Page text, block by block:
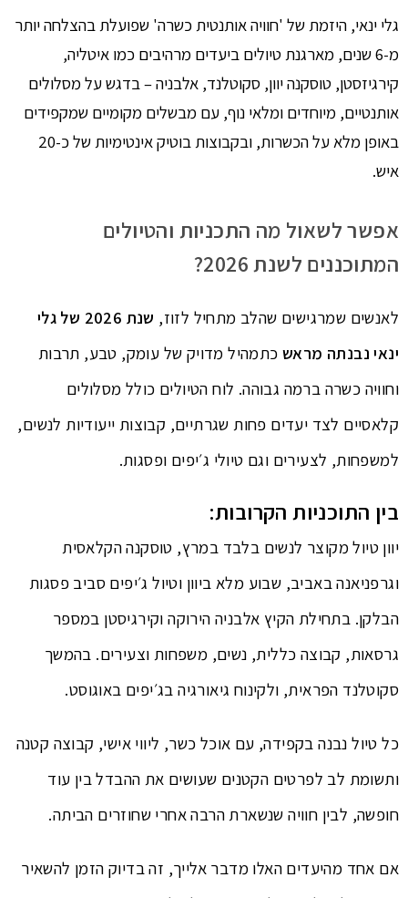
גלי ינאי, היזמת של 'חוויה אותנטית כשרה' שפועלת בהצלחה יותר
מ-6 שנים, מארגנת טיולים ביעדים מרהיבים כמו איטליה,
קירגיזסטן, טוסקנה יוון, סקוטלנד, אלבניה – בדגש על מסלולים
אותנטיים, מיוחדים ומלאי נוף, עם מבשלים מקומיים שמקפידים
באופן מלא על הכשרות, ובקבוצות בוטיק אינטימיות של כ-20
איש.
אפשר לשאול מה התכניות והטיולים
המתוכננים לשנת 2026?
לאנשים שמרגישים שהלב מתחיל לזוז,
שנת 2026 של גלי
ינאי נבנתה מראש כתמהיל מדויק של עומק, טבע, תרבות
וחוויה כשרה ברמה גבוהה. לוח הטיולים כולל מסלולים
קלאסיים לצד יעדים פחות שגרתיים, קבוצות ייעודיות לנשים,
למשפחות, לצעירים וגם טיולי ג׳יפים ופסגות.
בין התוכניות הקרובות:
יוון טיול מקוצר לנשים בלבד במרץ, טוסקנה הקלאסית
וגרפניאנה באביב, שבוע מלא ביוון וטיול ג׳יפים סביב פסגות
הבלקן. בתחילת הקיץ אלבניה הירוקה וקירגיסטן במספר
גרסאות, קבוצה כללית, נשים, משפחות וצעירים. בהמשך
סקוטלנד הפראית, ולקינוח גיאורגיה בג׳יפים באוגוסט.
כל טיול נבנה בקפידה, עם אוכל כשר, ליווי אישי, קבוצה קטנה
ותשומת לב לפרטים הקטנים שעושים את ההבדל בין עוד
חופשה, לבין חוויה שנשארת הרבה אחרי שחוזרים הביתה.
אם אחד מהיעדים האלו מדבר אלייך, זה בדיוק הזמן להשאיר